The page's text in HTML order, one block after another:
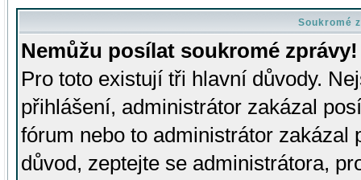
Soukromé
Nemůžu posílat soukromé zprávy!
Pro toto existují tři hlavní důvody.
přihlášení, administrátor zakázal
fórum nebo to administrátor zakázal
důvod, zeptejte se administrátora,